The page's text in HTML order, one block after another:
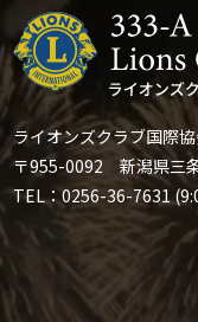
ライオンズクラブ国際
〒955-0092 新潟県三
TEL：0256-36-7631